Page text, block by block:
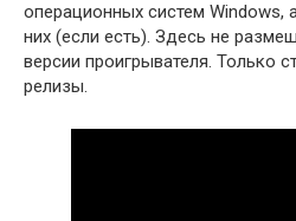
операционных систем Windows,
них (если есть). Здесь не
версии проигрывателя. Только
релизы.